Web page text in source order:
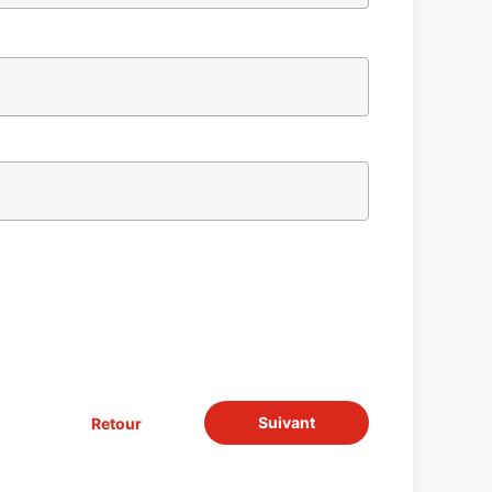
Retour Suivant